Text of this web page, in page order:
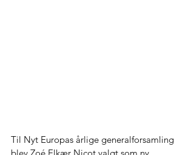
Til Nyt Europas årlige generalforsamling